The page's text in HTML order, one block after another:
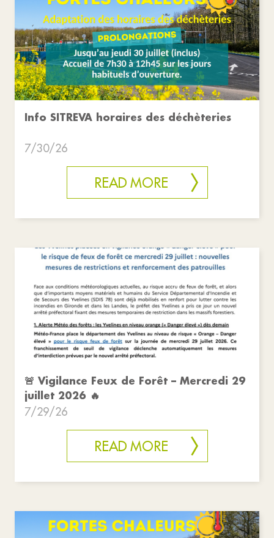
Info SITREVA horaires des déchèteries
7/30/26
READ MORE
🚨 Vigilance Feux de Forêt – Mercredi 29
juillet 2026 🔥
7/29/26
READ MORE